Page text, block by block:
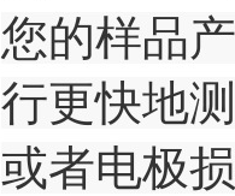
您的样品
行更快地
或者电极